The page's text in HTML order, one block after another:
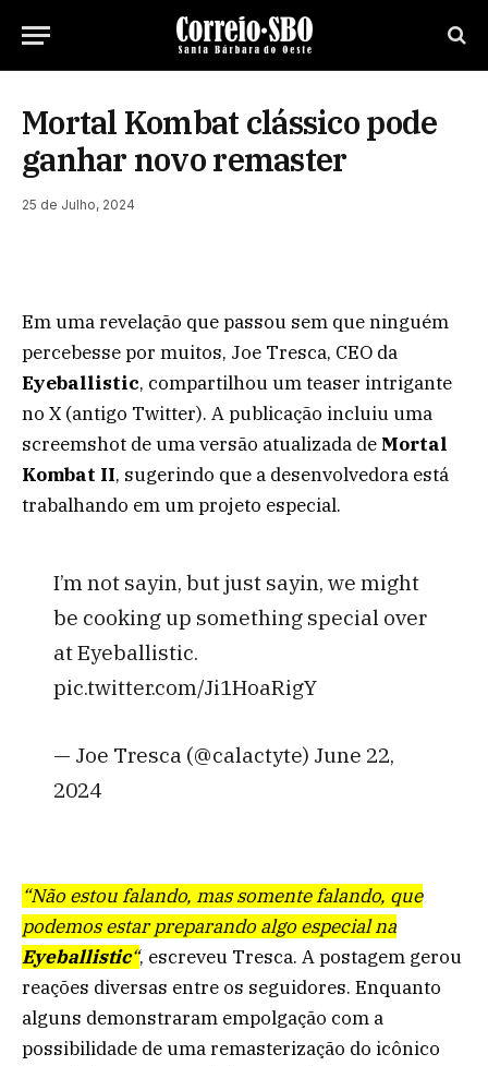
Mortal Kombat clássico pode
ganhar novo remaster
25 de Julho, 2024
Em uma revelação que passou sem que ninguém
percebesse por muitos, Joe Tresca, CEO da
Eyeballistic, compartilhou um teaser intrigante
no X (antigo Twitter). A publicação incluiu uma
screemshot de uma versão atualizada de Mortal
Kombat II, sugerindo que a desenvolvedora está
trabalhando em um projeto especial.
I’m not sayin, but just sayin, we might
be cooking up something special over
at Eyeballistic.
pic.twitter.com/Ji1HoaRigY
— Joe Tresca (@calactyte) June 22,
2024
“Não estou falando, mas somente falando, que
podemos estar preparando algo especial na
Eyeballistic“, escreveu Tresca. A postagem gerou
reações diversas entre os seguidores. Enquanto
alguns demonstraram empolgação com a
possibilidade de uma remasterização do icônico